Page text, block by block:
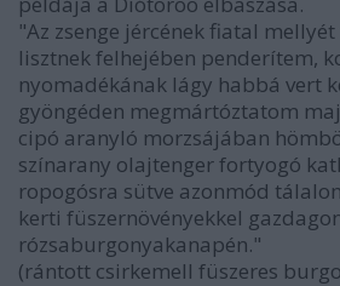
"Az zsenge jércének fiatal
lisztnek felhejében penderítem,
nyomadékának lágy habbá vert
gyöngéden megmártóztatom
cipó aranyló morzsájában
színarany olajtenger fortyogó
ropogósra sütve azonmód
kerti füszernövényekkel
rózsaburgonyakanapén."
(rántott csirkemell füszeres